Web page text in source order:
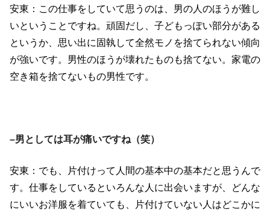
安東：この仕事をしていて思うのは、男の人のほうが難し
いということですね。頑固だし、子どもっぽい部分がある
というか、思い出に固執して全然モノを捨てられない傾向
が強いです。男性のほうが壊れたものも捨てない。家電の
空き箱を捨てないもの男性です。
–男としては耳が痛いですね（笑）
安東：でも、片付けって人間の基本中の基本だと思うんで
す。仕事をしているといろんな人に出会いますが、どんな
にいいお洋服を着ていても、片付けていない人はどこかに